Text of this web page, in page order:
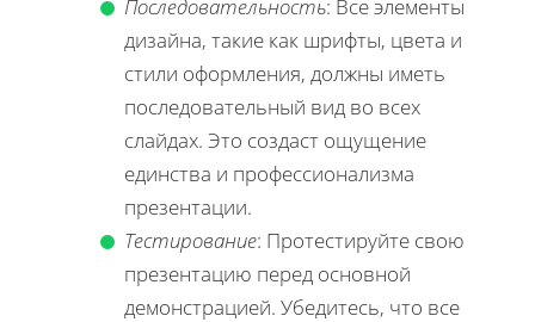
Последовательность: Все элементы
дизайна, такие как шрифты, цвета и
стили оформления, должны иметь
последовательный вид во всех
слайдах. Это создаст ощущение
единства и профессионализма
презентации.
Тестирование: Протестируйте свою
презентацию перед основной
демонстрацией. Убедитесь, что все